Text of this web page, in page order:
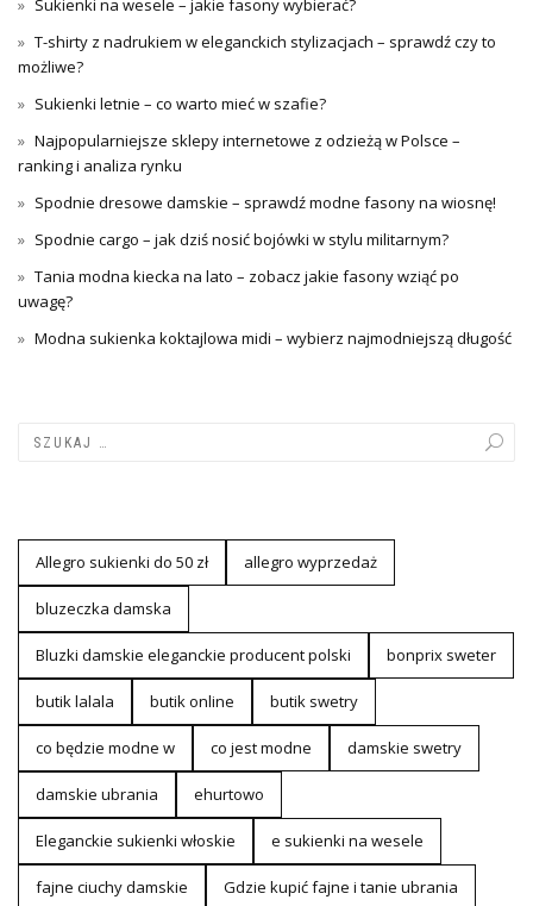
Sukienki na wesele – jakie fasony wybierać?
T-shirty z nadrukiem w eleganckich stylizacjach – sprawdź czy to
możliwe?
Sukienki letnie – co warto mieć w szafie?
Najpopularniejsze sklepy internetowe z odzieżą w Polsce –
ranking i analiza rynku
Spodnie dresowe damskie – sprawdź modne fasony na wiosnę!
Spodnie cargo – jak dziś nosić bojówki w stylu militarnym?
Tania modna kiecka na lato – zobacz jakie fasony wziąć po
uwagę?
Modna sukienka koktajlowa midi – wybierz najmodniejszą długość
Allegro sukienki do 50 zł allegro wyprzedaż
bluzeczka damska
Bluzki damskie eleganckie producent polski bonprix sweter
butik lalala butik online butik swetry
co będzie modne w co jest modne damskie swetry
damskie ubrania ehurtowo
Eleganckie sukienki włoskie e sukienki na wesele
fajne ciuchy damskie Gdzie kupić fajne i tanie ubrania